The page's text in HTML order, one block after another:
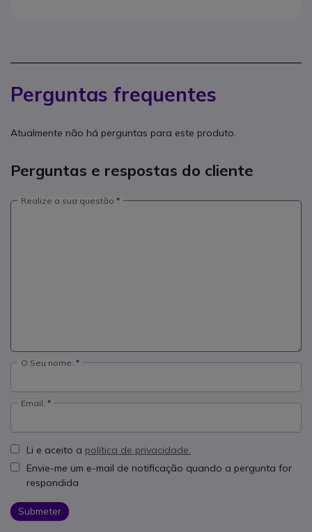
Perguntas frequentes
Atualmente não há perguntas para este produto.
Perguntas e respostas do cliente
Realize a sua questão
O Seu nome:
Email:
Li e aceito a política de privacidade.
Envie-me um e-mail de notificação quando a pergunta for
respondida
Submeter